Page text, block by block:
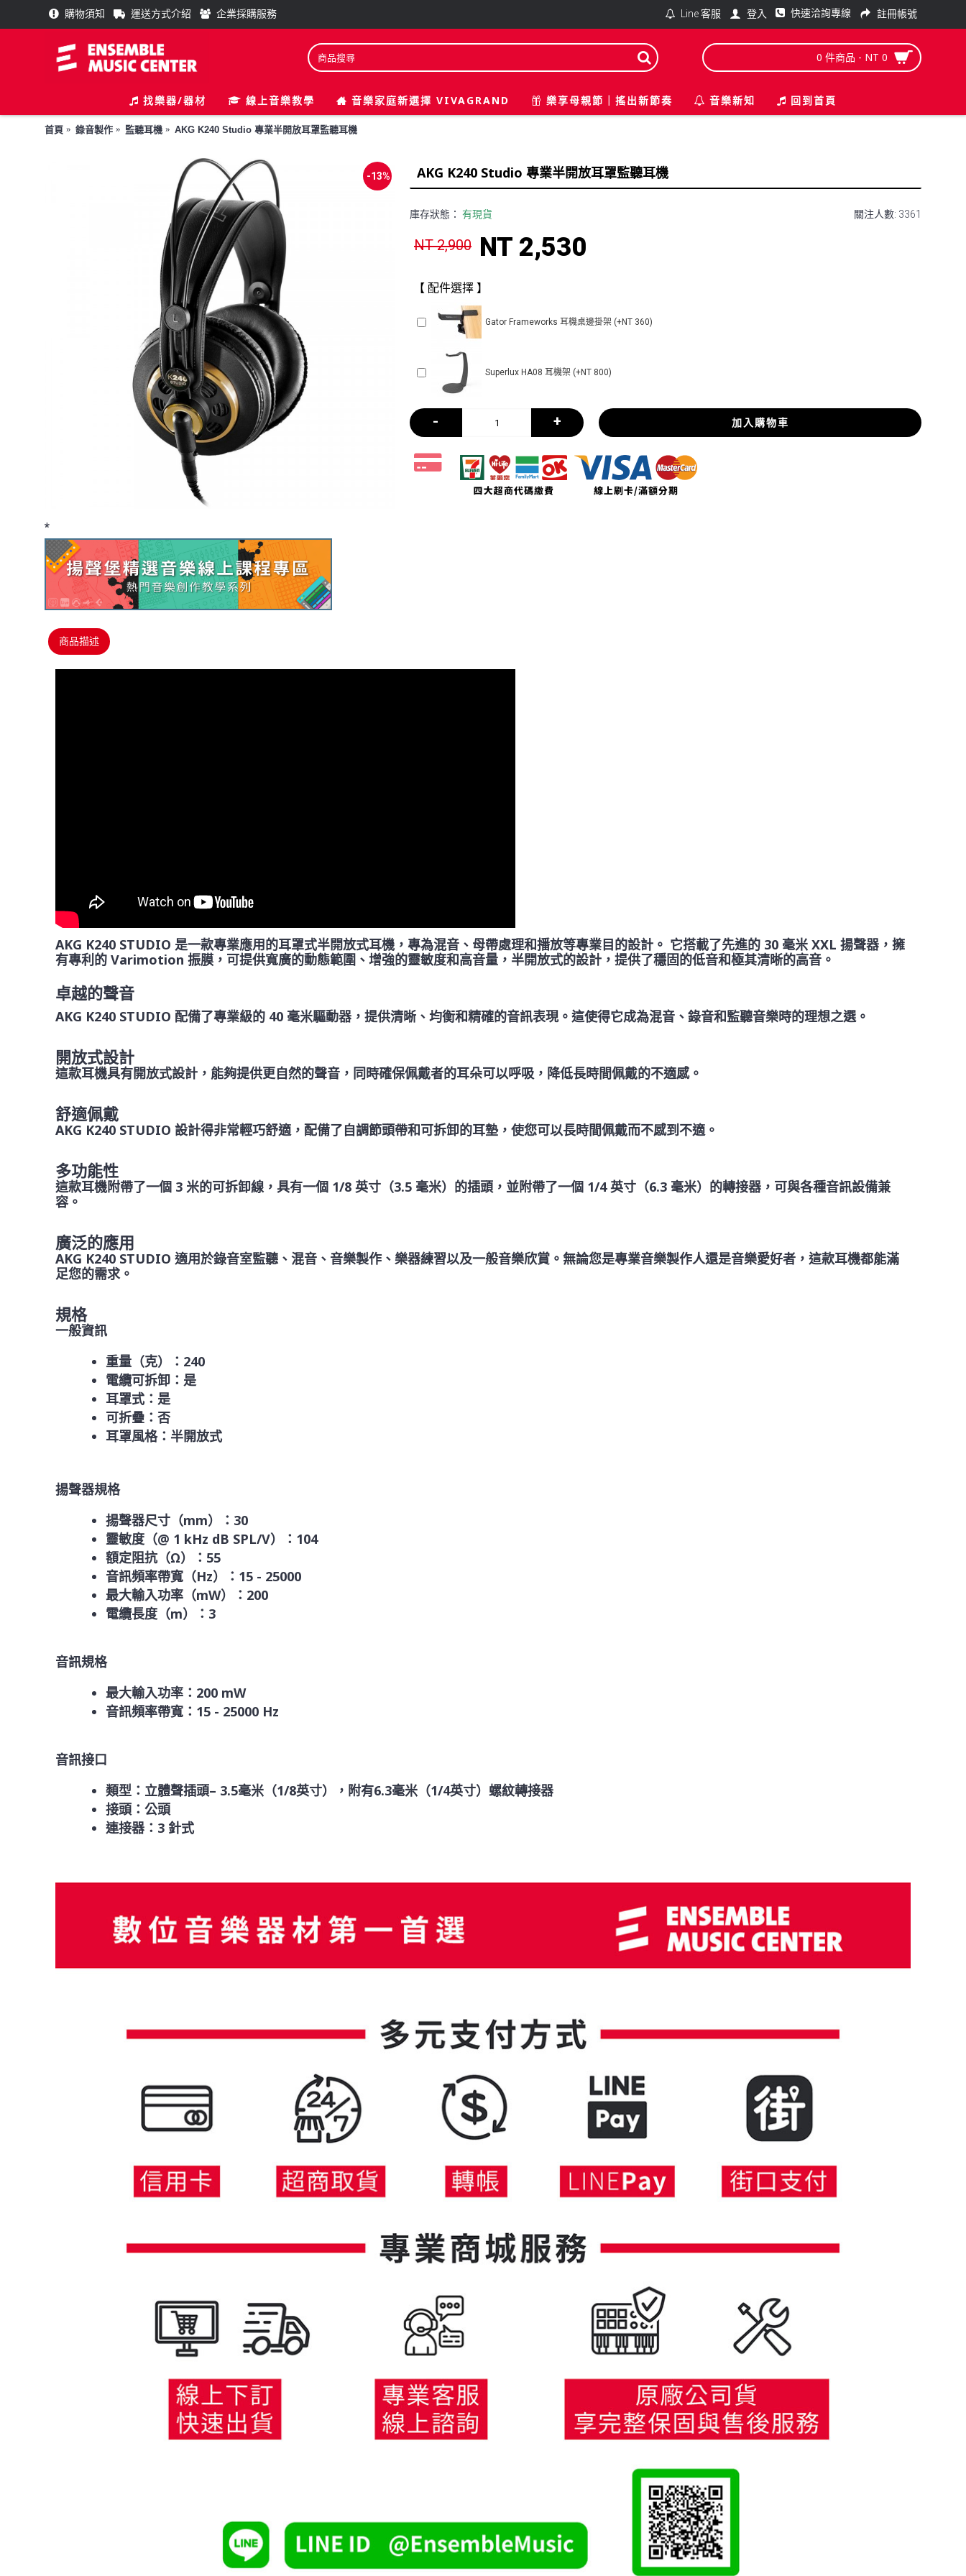
購物須知 運送方式介紹 企業採購服務 Line 客服 登入 快速洽詢專線 註冊帳號
0 件商品 - NT 0
找樂器/器材 線上音樂教學 音樂家庭新選擇 VIVAGRAND 樂享母親節｜搖出新節奏 音樂新知 回到首頁
首頁 錄音製作 監聽耳機 AKG K240 Studio 專業半開放耳罩監聽耳機
-13%
*
AKG K240 Studio 專業半開放耳罩監聽耳機
關注人數: 3361
庫存狀態： 有現貨
NT 2,900 NT 2,530
【 配件選擇 】
Gator Frameworks 耳機桌邊掛架 (+NT 360)
Superlux HA08 耳機架 (+NT 800)
- + 加入購物車
商品描述
AKG K240 STUDIO 是一款專業應用的耳罩式半開放式耳機，專為混音、母帶處理和播放等專業目的設計。 它搭載了先進的 30 毫米 XXL 揚聲器，擁
有專利的 Varimotion 振膜，可提供寬廣的動態範圍、增強的靈敏度和高音量，半開放式的設計，提供了穩固的低音和極其清晰的高音。
卓越的聲音
AKG K240 STUDIO 配備了專業級的 40 毫米驅動器，提供清晰、均衡和精確的音訊表現。這使得它成為混音、錄音和監聽音樂時的理想之選。
開放式設計
這款耳機具有開放式設計，能夠提供更自然的聲音，同時確保佩戴者的耳朵可以呼吸，降低長時間佩戴的不適感。
舒適佩戴
AKG K240 STUDIO 設計得非常輕巧舒適，配備了自調節頭帶和可拆卸的耳墊，使您可以長時間佩戴而不感到不適。
多功能性
這款耳機附帶了一個 3 米的可拆卸線，具有一個 1/8 英寸（3.5 毫米）的插頭，並附帶了一個 1/4 英寸（6.3 毫米）的轉接器，可與各種音訊設備兼
容。
廣泛的應用
AKG K240 STUDIO 適用於錄音室監聽、混音、音樂製作、樂器練習以及一般音樂欣賞。無論您是專業音樂製作人還是音樂愛好者，這款耳機都能滿
足您的需求。
規格
一般資訊
重量（克）：240
電纜可拆卸：是
耳罩式：是
可折疊：否
耳罩風格：半開放式
揚聲器規格
揚聲器尺寸（mm）：30
靈敏度（@ 1 kHz dB SPL/V）：104
額定阻抗（Ω）：55
音訊頻率帶寬（Hz）：15 - 25000
最大輸入功率（mW）：200
電纜長度（m）：3
音訊規格
最大輸入功率：200 mW
音訊頻率帶寬：15 - 25000 Hz
音訊接口
類型：立體聲插頭– 3.5毫米（1/8英寸），附有6.3毫米（1/4英寸）螺紋轉接器
接頭：公頭
連接器：3 針式